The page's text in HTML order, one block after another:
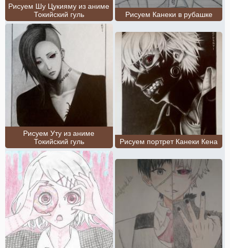
Рисуем Шу Цукияму из аниме
Токийский гуль
Рисуем Канеки в рубашке
Рисуем Уту из аниме
Токийский гуль
Рисуем портрет Канеки Кена